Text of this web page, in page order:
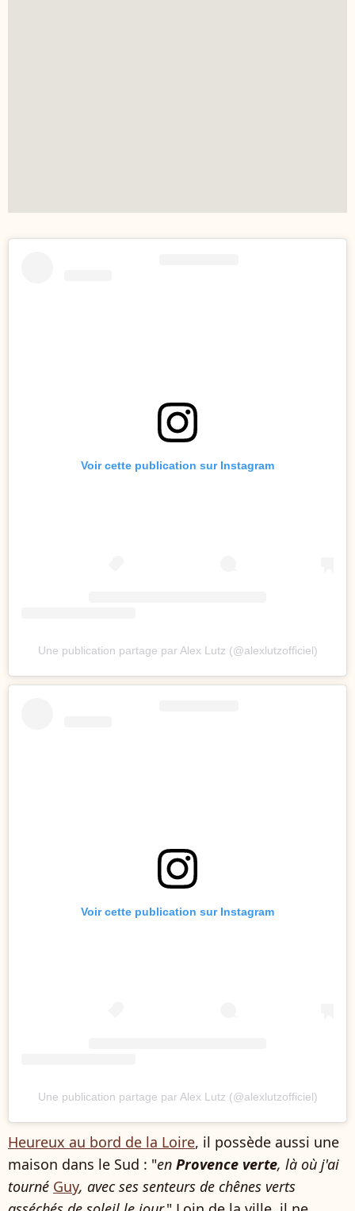
Voir cette publication sur Instagram
Une publication partage par Alex Lutz (@alexlutzofficiel)
Voir cette publication sur Instagram
Une publication partage par Alex Lutz (@alexlutzofficiel)
Heureux au bord de la Loire, il possède aussi une
maison dans le Sud : "en Provence verte, là où j'ai
tourné Guy, avec ses senteurs de chênes verts